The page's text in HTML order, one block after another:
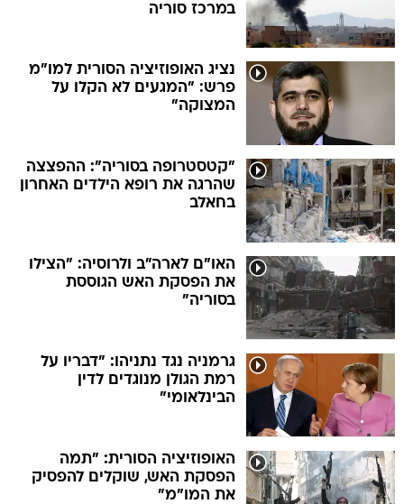
במרכז סוריה
נציג האופוזיציה הסורית למו"מ
פרש: "המגעים לא הקלו על
המצוקה"
"קטסטרופה בסוריה": ההפצצה
שהרגה את רופא הילדים האחרון
בחאלב
האו"ם לארה"ב ולרוסיה: "הצילו
את הפסקת האש הגוססת
בסוריה"
גרמניה נגד נתניהו: "דבריו על
רמת הגולן מנוגדים לדין
הבינלאומי"
האופוזיציה הסורית: "תמה
הפסקת האש, שוקלים להפסיק
את המו"מ"